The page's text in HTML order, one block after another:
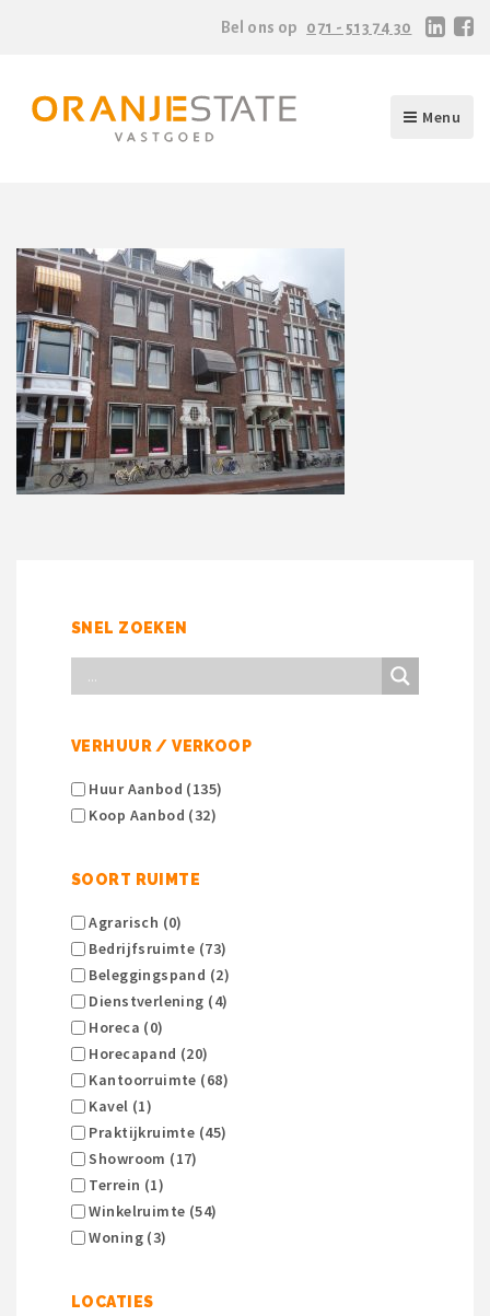
Bel ons op 071 - 513 74 30
Menu
SNEL ZOEKEN
VERHUUR / VERKOOP
Huur Aanbod (135)
Koop Aanbod (32)
SOORT RUIMTE
Agrarisch (0)
Bedrijfsruimte (73)
Beleggingspand (2)
Dienstverlening (4)
Horeca (0)
Horecapand (20)
Kantoorruimte (68)
Kavel (1)
Praktijkruimte (45)
Showroom (17)
Terrein (1)
Winkelruimte (54)
Woning (3)
LOCATIES